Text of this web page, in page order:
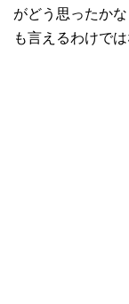
がどう思ったか
も言えるわけで